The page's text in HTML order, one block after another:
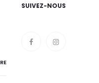
SUIVEZ-NOUS